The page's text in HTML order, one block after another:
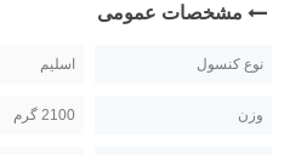
مشخصات عمومی
نوع کنسول اسلیم
وزن 2100 گرم